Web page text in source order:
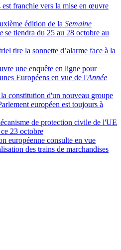
est franchie vers la mise en œuvre
édition de la Semaine
se tiendra du 25 au 28 octobre au
tire la sonnette d’alarme face à la
une enquête en ligne pour
Européens en vue de l'Année
la constitution d'un nouveau groupe
européen est toujours à
de protection civile de l'UE
23 octobre
européenne consulte en vue
des trains de marchandises